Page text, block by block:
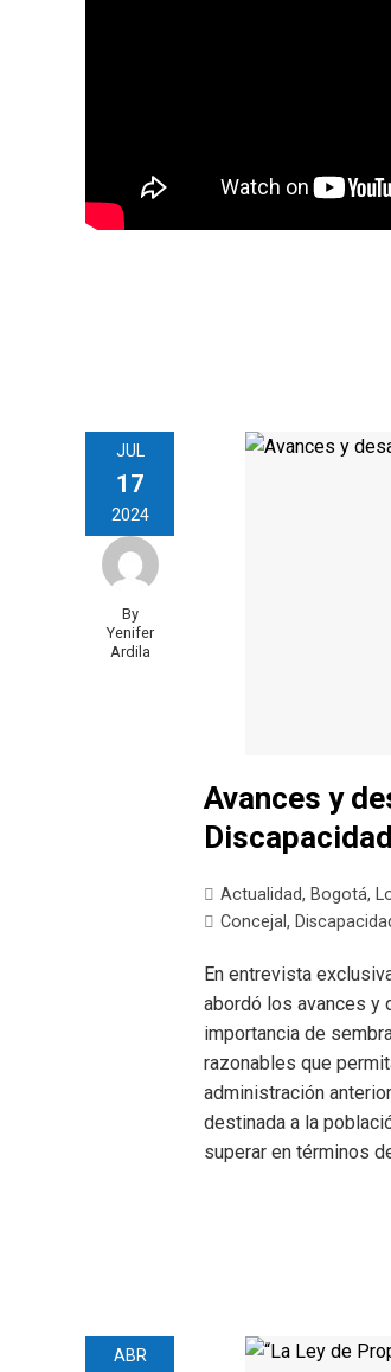
JUL
17
2024
By
Yenifer
Ardila
Avances y
Actualidad, Bogotá,
Concejal,
En entrevista
abordó los avances y
importancia de
razonables que
administración
destinada a la
superar en términos
ABR